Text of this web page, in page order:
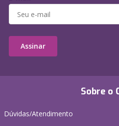
Sobre o
Dúvidas/Atendimento
Assinar